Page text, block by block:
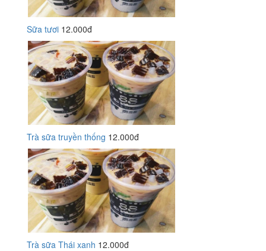
Sữa tươi 12.000đ
Trà sữa truyền thống 12.000đ
Trà sữa Thái xanh 12.000đ